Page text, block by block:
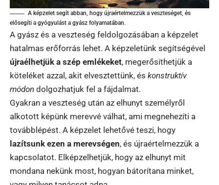
A képzelet segít abban, hogy újraértelmezzük a veszteséget, és
elősegíti a gyógyulást a gyász folyamatában.
A gyász és a veszteség feldolgozásában a képzelet
hatalmas erőforrás lehet. A képzeletünk segítségével
újraélhetjük a szép emlékeket, megerősíthetjük a
köteléket azzal, akit elvesztettünk, és konstruktív
módon dolgozhatjuk fel a fájdalmat.
Gyakran a veszteség után az elhunyt személyről
alkotott képünk merevvé válhat, ami megnehezíti a
továbblépést. A képzelet lehetővé teszi, hogy
lazítsunk ezen a merevségen, és újraértelmezzük a
kapcsolatot. Elképzelhetjük, hogy az elhunyt mit
mondana nekünk most, hogyan bátorítana minket,